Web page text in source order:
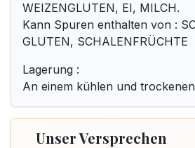
WEIZENGLUTEN, EI, MILCH.
Kann Spuren enthalten von :
GLUTEN, SCHALENFRÜCHTE
Lagerung :
An einem kühlen und
Unser Versprechen